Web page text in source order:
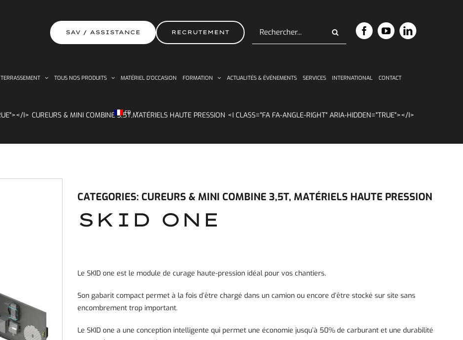
SAV / ASSISTANCE RECRUTEMENT
Rechercher:
TERRASSEMENT TOUS NOS PRODUITS MATÉRIEL D’OCCASION FORMATION ACTUALITÉS & ÉVÉNEMENTS SERVICES INTERNATIONAL CONTACT
FR
CUREURS & MINI COMBINE 3,5T,MATÉRIELS HAUTE PRESSION
CATEGORIES: CUREURS & MINI COMBINE 3,5T, MATÉRIELS HAUTE PRESSION
SKID ONE
Le SKID one est le module de curage haute-pression idéal pour vos chantiers.
Son gabarit compact permet à la fois d’être chargé dans un camion ou encore d’être stocké sur site sans
encombrement trop important.
Le SKID one a une conception intelligente qui permet une économie jusqu’à 50% de carburant et une durabilité